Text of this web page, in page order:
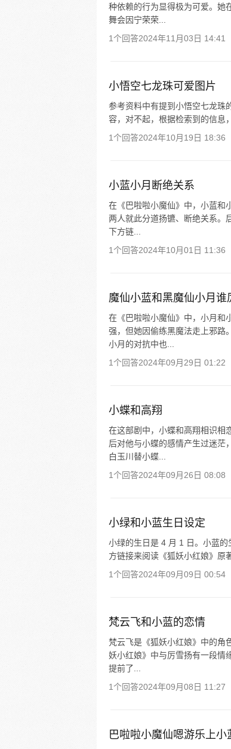
种依赖的行为显得极为可爱。她
舞会因宁荣荣...
1个回答2024年11月03日 14:41
小悟空七龙珠可爱图片
参考资料中有提到小悟空七龙珠
容，对不起，根据检索到的信息
1个回答2024年10月19日 18:36
小蓝小月断绝关系
在《巴啦啦小魔仙》中，小蓝和
两人就此分道扬镳、断绝关系。
下方链...
1个回答2024年10月01日 11:36
魔仙小蓝和黑魔仙小月谁
在《巴啦啦小魔仙》中，小月和
强，但她因偷练黑魔法走上邪路
小月的对抗中也...
1个回答2024年09月29日 01:22
小蝶和高翔
在这部剧中，小蝶和高翔相识相
后对他与小蝶的感情产生过迷茫
白玉川替小蝶...
1个回答2024年09月26日 08:08
小绿和小蓝生日设定
小绿的生日是 4 月 1 日。小蓝
方链接来阅读《狐妖小红娘》原
1个回答2024年09月09日 00:54
梵云飞和小蓝的恋情
梵云飞是《狐妖小红娘》中的角
妖小红娘》中与厉雪扬有一段情
提前了...
1个回答2024年09月08日 11:27
巴啦啦小魔仙嗯游乐上小